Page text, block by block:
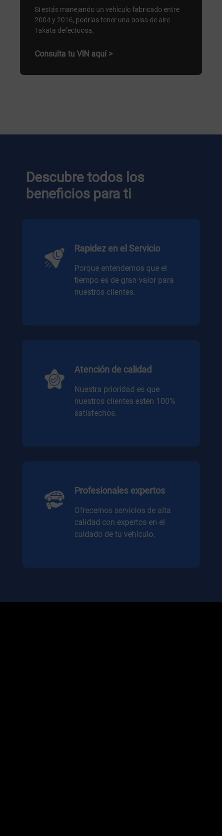
Si estás manejando un vehículo fabricado entre
2004 y 2016, podrías tener una bolsa de aire
Takata defectuosa.
Consulta tu VIN aquí >
Descubre todos los
beneficios para ti
Rapidez en el Servicio
Porque entendemos que el
tiempo es de gran valor para
nuestros clientes.
Atención de calidad
Nuestra prioridad es que
nuestros clientes estén 100%
satisfechos.
Profesionales expertos
Ofrecemos servicios de alta
calidad con expertos en el
cuidado de tu vehículo.